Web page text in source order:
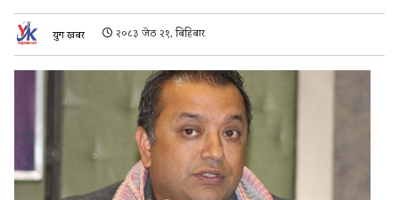
युग खबर २०८३ जेठ २१, बिहिबार